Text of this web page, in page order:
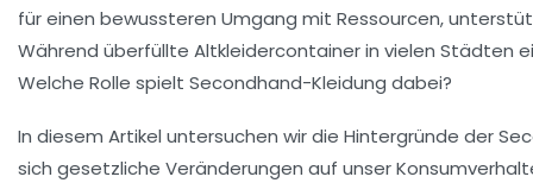
für einen bewussteren Umgang mit Ressourcen,
Während überfüllte Altkleidercontainer in vielen Städten
Welche Rolle spielt Secondhand-Kleidung dabei?
In diesem Artikel untersuchen wir die Hintergründe der
sich gesetzliche Veränderungen auf unser